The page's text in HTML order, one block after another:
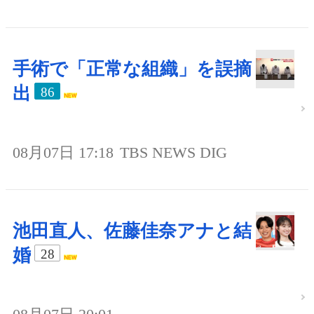
手術で「正常な組織」を誤摘
出
86
08月07日 17:18 TBS NEWS DIG
池田直人、佐藤佳奈アナと結
婚
28